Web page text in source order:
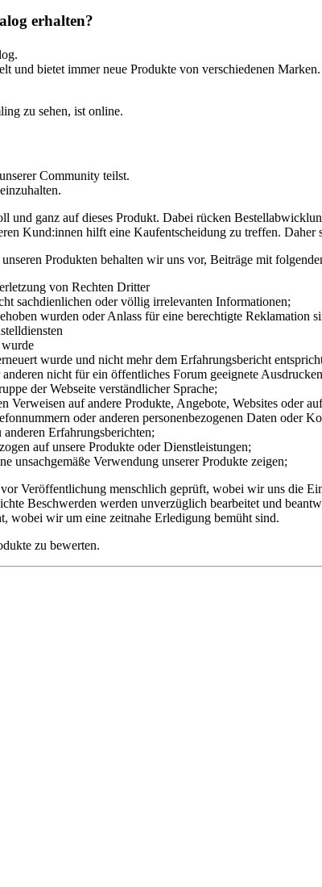
erhalten?
und bietet immer neue Produkte von verschiedenen
zu sehen, ist online.
Community teilst.
und ganz auf dieses Produkt. Dabei rücken
Kund:innen hilft eine Kaufentscheidung zu treffen.
Produkten behalten wir uns vor, Beiträge mit
von Rechten Dritter
sachdienlichen oder völlig irrelevanten Informationen;
wurden oder Anlass für eine berechtigte Reklamation
wurde und nicht mehr dem Erfahrungsbericht
nicht für ein öffentliches Forum geeignete
der Webseite verständlicher Sprache;
Verweisen auf andere Produkte, Angebote, Websites oder
oder anderen personenbezogenen Daten oder
Erfahrungsberichten;
auf unsere Produkte oder Dienstleistungen;
unsachgemäße Verwendung unserer Produkte zeigen;
Veröffentlichung menschlich geprüft, wobei wir uns die
Beschwerden werden unverzüglich bearbeitet und
wobei wir um eine zeitnahe Erledigung bemüht sind.
zu bewerten.